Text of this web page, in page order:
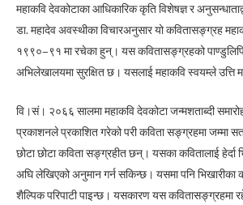
महाकवि देवकोटाका आधिकारिक कृति विशेषज्ञ र
डा. महादेव अवस्थीका विचारअनुसार यो कवितासङ्ग्रह
१९९०–९१ मा रचेका हुन्। यस कवितासङ्ग्रहको पाण्डुलिपि
अभिलेखालयमा सुरक्षित छ। यसलाई महाकवि स्वयम्ले उत्ति
वि।सं। २०६६ सालमा महाकवि देवकोटा जन्मशताब्दी
प्रकाशनले प्रकाशित गरेको परी कविता सङ्ग्रहमा जम्मा
छोटा छोटा कविता सङ्ग्रहीत छन्। यसका कवितालाई हेर्दा
अघि लेखिएको अनुमान गर्न सकिन्छ। यसमा पनि भिखारीका
शैल्पिक परिपाटी पाइन्छ। यसकारण यस कवितासङ्ग्रहमा